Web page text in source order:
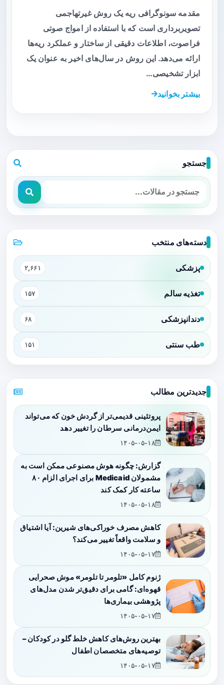
مقدمه سونوگرافی ریه یک روش غیرتهاجمی
تصویربرداری است که با استفاده از امواج صوتی
فراصوت، اطلاعات دقیقی از ساختار و عملکرد ریه‌ها
ارائه می‌دهد. این روش در سال‌های اخیر به عنوان یک
ابزار تشخیصی…
بیشتر بخوانید
جستجو
دسته‌های منتخب
پزشکی ۲,۶۶۱
تغذیه سالم ۱۵۷
دندانپزشکی ۶۸
طب سنتی ۱۵۱
جدیدترین مطالب
پروتئینی قدیمی‌تر از گردش خون که می‌تواند
ایمن‌درمانی سرطان را تغییر دهد
۱۴۰۵-۰۵-۱۸
گزارش: چگونه هوش مصنوعی ممکن است به
مشمولان Medicaid برای اجرای الزام ۸۰
ساعته کار کمک کند
۱۴۰۵-۰۵-۱۸
کاهش مصرف خوراکی‌های شیرین: آیا اشتیاق
و سلامت واقعاً تغییر می‌کند؟
۱۴۰۵-۰۵-۱۷
ژنوم کامل «تلومر تا تلومر» موش صحرایی
قهوه‌ای: گامی برای دقیق‌تر شدن مدل‌های
پژوهشی بیماری‌ها
۱۴۰۵-۰۵-۱۷
بهترین روش‌های کاهش خلط گلو در کودکان –
توصیه‌های متخصصان اطفال
۱۴۰۵-۰۵-۱۷